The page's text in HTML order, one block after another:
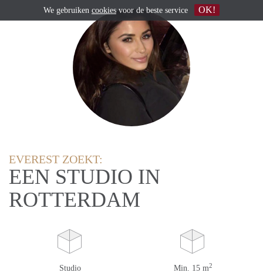
EVEREST ZOEKT:
EEN STUDIO IN
ROTTERDAM
Studio Min. 15 m2
We gebruiken cookiesvoor de beste service OK!